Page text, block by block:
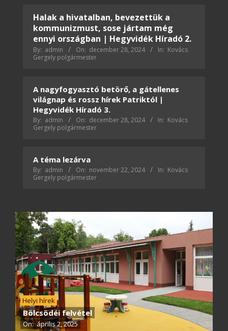
Halak a hivatalban, bevezettük a
kommunizmust, sose jártam még
ennyi országban | Hegyvidék Híradó 2.
By: admin On: december 28, 2024 In: Kovács
Gergely polgármester
A nagyfogyasztó betörő, a gátellenes
világnap és rossz hírek Patriktól |
Hegyvidék Híradó 3.
By: admin On: december 28, 2024 In: Kovács
Gergely polgármester
A téma lezárva
By: admin On: november 22, 2024 In: Kovács
Gergely polgármester
Helyi hírek
Bölcsödéi felvétel
On: április 2, 2025